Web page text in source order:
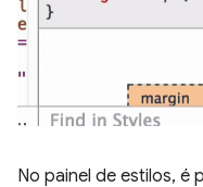
No painel de estilos, é